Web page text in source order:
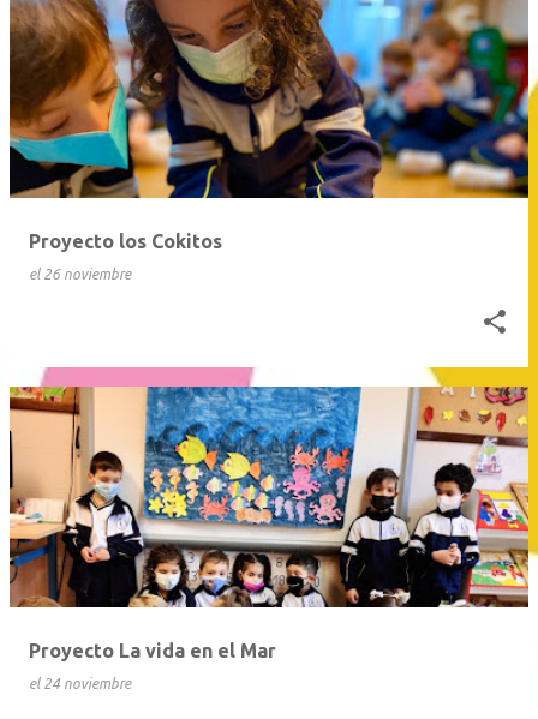
E
r
a
d
Proyecto los Cokitos
el 26 noviembre
Proyecto La vida en el Mar
el 24 noviembre